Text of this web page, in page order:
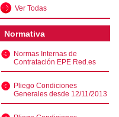
Ver Todas
Normativa
Normas Internas de
Contratación EPE Red.es
Pliego Condiciones
Generales desde 12/11/2013